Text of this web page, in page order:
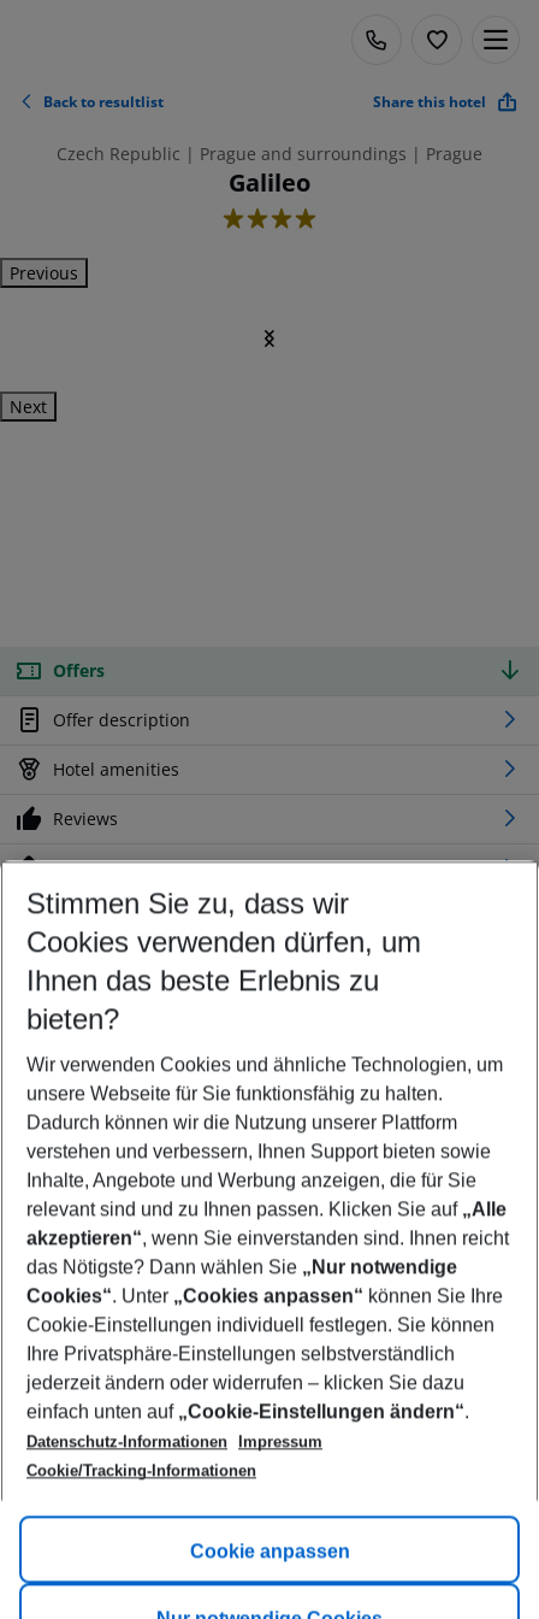
Back to resultlist Share this hotel
Czech Republic | Prague and surroundings | Prague
Galileo
4
Previous
Next
Offers
Offer description
Hotel amenities
Reviews
Location
Customize your offer
Find the perfect deal which suits your best
Your departure airport
Any airport
Select your date range
08/08/26–06/08/27 5-8 nights
Who will travel
2 adults No children
Show more filter
Footer
Footer navigation
Title A
Link A
Stimmen Sie zu, dass wir
Cookies verwenden dürfen, um
Ihnen das beste Erlebnis zu
bieten?
Wir verwenden Cookies und ähnliche Technologien, um
unsere Webseite für Sie funktionsfähig zu halten.
Dadurch können wir die Nutzung unserer Plattform
verstehen und verbessern, Ihnen Support bieten sowie
Inhalte, Angebote und Werbung anzeigen, die für Sie
relevant sind und zu Ihnen passen. Klicken Sie auf „Alle
akzeptieren“, wenn Sie einverstanden sind. Ihnen reicht
das Nötigste? Dann wählen Sie „Nur notwendige
Cookies“. Unter „Cookies anpassen“ können Sie Ihre
Cookie-Einstellungen individuell festlegen. Sie können
Ihre Privatsphäre-Einstellungen selbstverständlich
jederzeit ändern oder widerrufen – klicken Sie dazu
einfach unten auf „Cookie-Einstellungen ändern“.
Datenschutz-Informationen
Impressum
Cookie/Tracking-Informationen
Cookie anpassen